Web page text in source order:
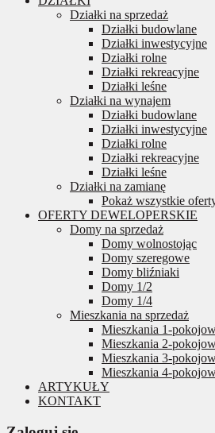
Działki na sprzedaż
Działki budowlane
Działki inwestycyjne
Działki rolne
Działki rekreacyjne
Działki leśne
Działki na wynajem
Działki budowlane
Działki inwestycyjne
Działki rolne
Działki rekreacyjne
Działki leśne
Działki na zamianę
Pokaż wszystkie
OFERTY DEWELOPERSKIE
Domy na sprzedaż
Domy wolnostojąc
Domy szeregowe
Domy bliźniaki
Domy 1/2
Domy 1/4
Mieszkania na sprzedaż
Mieszkania 1-
Mieszkania 2-
Mieszkania 3-
Mieszkania 4-
ARTYKUŁY
KONTAKT